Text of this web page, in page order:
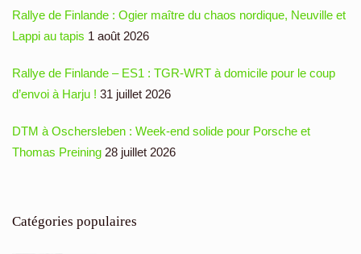
Rallye de Finlande : Ogier maître du chaos nordique, Neuville et
Lappi au tapis 1 août 2026
Rallye de Finlande – ES1 : TGR-WRT à domicile pour le coup
d’envoi à Harju ! 31 juillet 2026
DTM à Oschersleben : Week-end solide pour Porsche et
Thomas Preining 28 juillet 2026
Catégories populaires